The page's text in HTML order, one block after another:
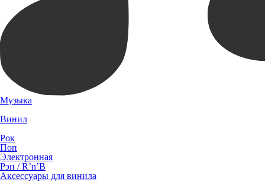
Музыка
Винил
Рок
Поп
Электронная
Рэп / R’n’B
Аксессуары для винила